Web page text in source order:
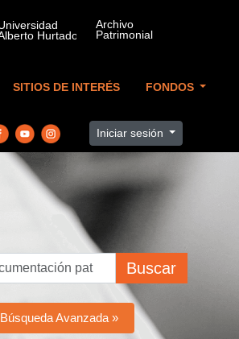
SITIOS DE INTERÉS FONDOS
Iniciar sesión
Buscar
Búsqueda Avanzada »